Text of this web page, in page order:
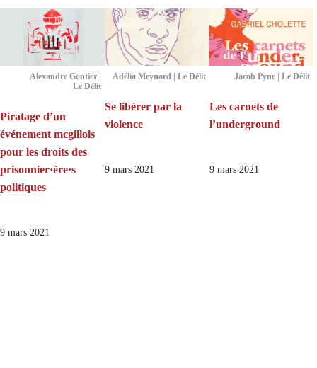
Alexandre Gontier |
Le Délit
Piratage d’un
événement mcgillois
pour les droits des
prisonnier·ère·s
politiques
9 mars 2021
Adélia Meynard | Le Délit
Se libérer par la
violence
9 mars 2021
Jacob Pyne | Le Délit
Les carnets de
l’underground
9 mars 2021